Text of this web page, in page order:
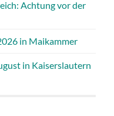
Achtung vor der
in Maikammer
in Kaiserslautern